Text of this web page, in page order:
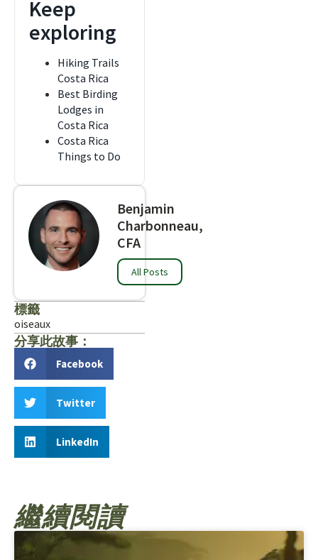
Keep
exploring
Hiking Trails
Costa Rica
Best Birding
Lodges in
Costa Rica
Costa Rica
Things to Do
Benjamin
Charbonneau,
CFA
All Posts
標籤
oiseaux
分享此故事：
Facebook
Twitter
LinkedIn
繼續閱讀